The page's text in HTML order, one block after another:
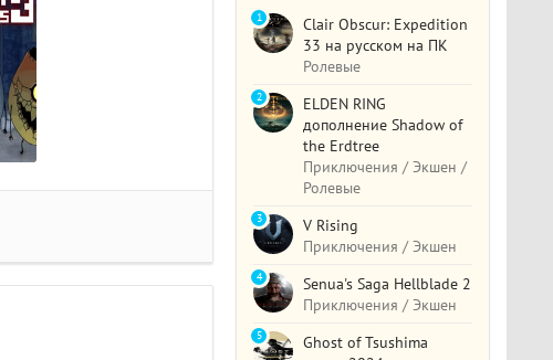
Clair Obscur: Expedition
33 на русском на ПК
Ролевые
1
ELDEN RING
дополнение Shadow of
the Erdtree
Приключения / Экшен /
Ролевые
2
V Rising
Приключения / Экшен
3
Senua's Saga Hellblade 2
Приключения / Экшен
4
Ghost of Tsushima
5